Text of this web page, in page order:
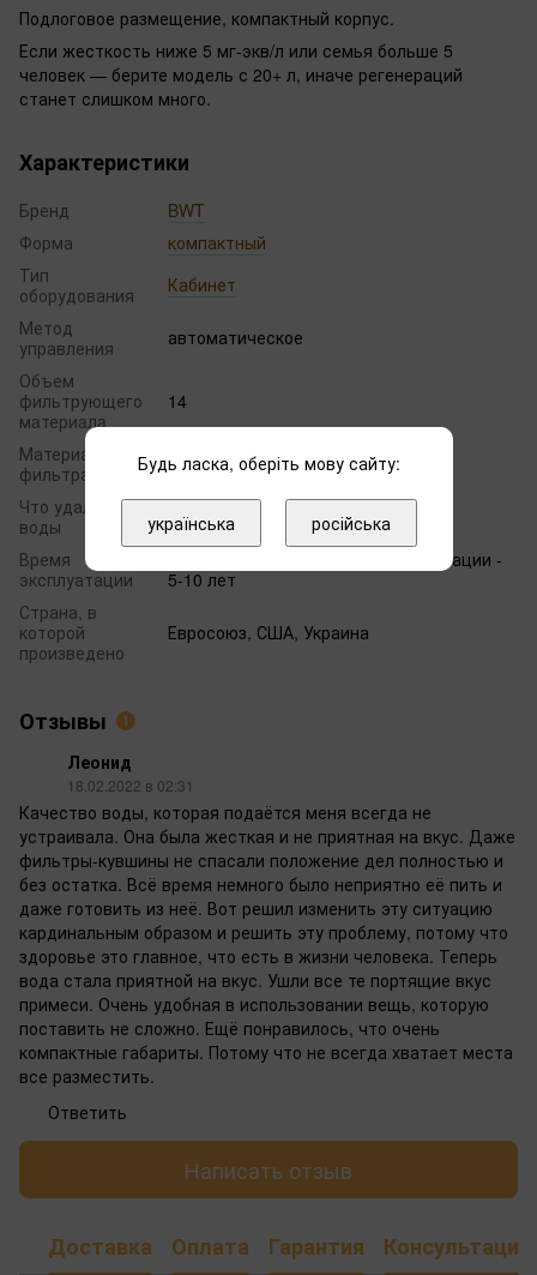
Подлоговое размещение, компактный корпус.
Если жесткость ниже 5 мг-экв/л или семья больше 5
человек — берите модель с 20+ л, иначе регенераций
станет слишком много.
Характеристики
Бренд
BWT
Форма
компактный
Тип
оборудования
Кабинет
Метод
управления
автоматическое
Объем
фильтрующего
мaтериaлa
14
Материал
фильтра
Катионит
Что удаляет из
воды
Соли жесткости
Время
эксплуатации
при соблюдении условий эксплуатации -
5-10 лет
Страна, в
которой
произведено
Евросоюз, США, Украина
Отзывы 1
Леонид
18.02.2022 в 02:31
Качество воды, которая подаётся меня всегда не
устраивала. Она была жесткая и не приятная на вкус. Даже
фильтры-кувшины не спасали положение дел полностью и
без остатка. Всё время немного было неприятно её пить и
даже готовить из неё. Вот решил изменить эту ситуацию
кардинальным образом и решить эту проблему, потому что
здоровье это главное, что есть в жизни человека. Теперь
вода стала приятной на вкус. Ушли все те портящие вкус
примеси. Очень удобная в использовании вещь, которую
поставить не сложно. Ещё понравилось, что очень
компактные габариты. Потому что не всегда хватает места
все разместить.
Ответить
Написать отзыв
Доставка Оплата Гарантия Консультация
Будь ласка, оберіть мову сайту:
українська російська